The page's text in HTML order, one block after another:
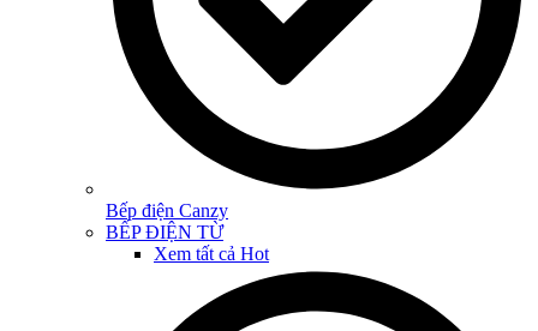
Bếp điện Canzy
BẾP ĐIỆN TỪ
Xem tất cả Hot